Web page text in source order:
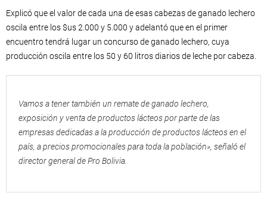
Explicó que el valor de cada una de esas cabezas de ganado lechero
oscila entre los $us 2.000 y 5.000 y adelantó que en el primer
encuentro tendrá lugar un concurso de ganado lechero, cuya
producción oscila entre los 50 y 60 litros diarios de leche por cabeza.
Vamos a tener también un remate de ganado lechero,
exposición y venta de productos lácteos por parte de las
empresas dedicadas a la producción de productos lácteos en el
país, a precios promocionales para toda la población», señaló el
director general de Pro Bolivia.